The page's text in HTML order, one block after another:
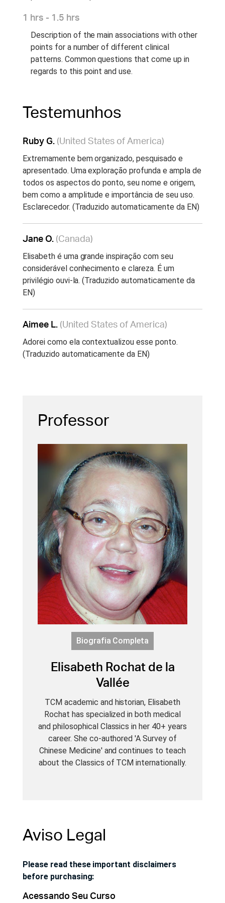
1 hrs - 1.5 hrs
Description of the main associations with other
points for a number of different clinical
patterns. Common questions that come up in
regards to this point and use.
Testemunhos
Ruby G. (United States of America)
Extremamente bem organizado, pesquisado e
apresentado. Uma exploração profunda e ampla de
todos os aspectos do ponto, seu nome e origem,
bem como a amplitude e importância de seu uso.
Esclarecedor. (Traduzido automaticamente da EN)
Jane O. (Canada)
Elisabeth é uma grande inspiração com seu
considerável conhecimento e clareza. É um
privilégio ouvi-la. (Traduzido automaticamente da
EN)
Aimee L. (United States of America)
Adorei como ela contextualizou esse ponto.
(Traduzido automaticamente da EN)
Professor
Biografia Completa
Elisabeth Rochat de la
Vallée
TCM academic and historian, Elisabeth
Rochat has specialized in both medical
and philosophical Classics in her 40+ years
career. She co-authored 'A Survey of
Chinese Medicine' and continues to teach
about the Classics of TCM internationally.
Aviso Legal
Please read these important disclaimers
before purchasing:
Acessando Seu Curso